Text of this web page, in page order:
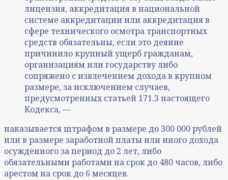
лицензия, аккредитация в национальной
системе аккредитации или аккредитация в
сфере технического осмотра транспортных
средств обязательны, если это деяние
причинило крупный ущерб гражданам,
организациям или государству либо
сопряжено с извлечением дохода в крупном
размере, за исключением случаев,
предусмотренных статьей 171.3 настоящего
Кодекса, —
наказывается штрафом в размере до 300 000 рублей
или в размере заработной платы или иного дохода
осужденного за период до 2 лет, либо
обязательными работами на срок до 480 часов, либо
арестом на срок до 6 месяцев.